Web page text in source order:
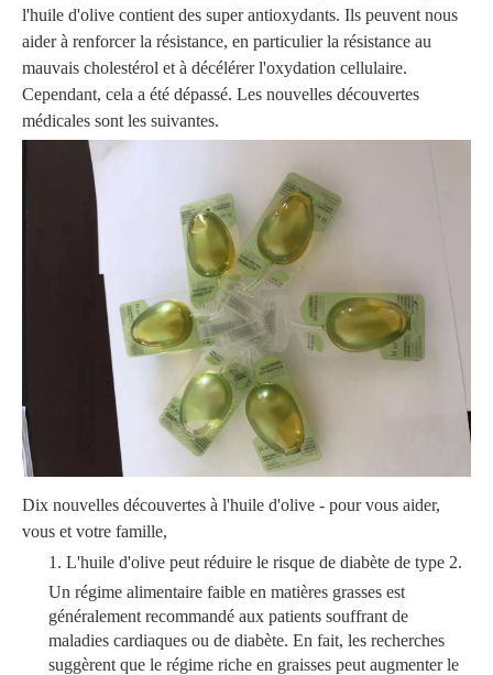
l'huile d'olive contient des super antioxydants. Ils peuvent nous
aider à renforcer la résistance, en particulier la résistance au
mauvais cholestérol et à décélérer l'oxydation cellulaire.
Cependant, cela a été dépassé. Les nouvelles découvertes
médicales sont les suivantes.
Dix nouvelles découvertes à l'huile d'olive - pour vous aider,
vous et votre famille,
1. L'huile d'olive peut réduire le risque de diabète de type 2.
Un régime alimentaire faible en matières grasses est
généralement recommandé aux patients souffrant de
maladies cardiaques ou de diabète. En fait, les recherches
suggèrent que le régime riche en graisses peut augmenter le